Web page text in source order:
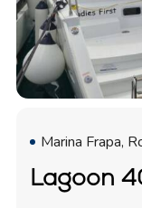
Marina Frapa,
Lagoon